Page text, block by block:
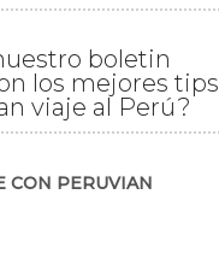
boletin
los mejores tips
viaje al Perú?
CON PERUVIAN